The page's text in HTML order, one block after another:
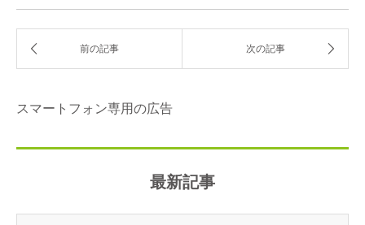
スマートフォン専用の広告
最新記事